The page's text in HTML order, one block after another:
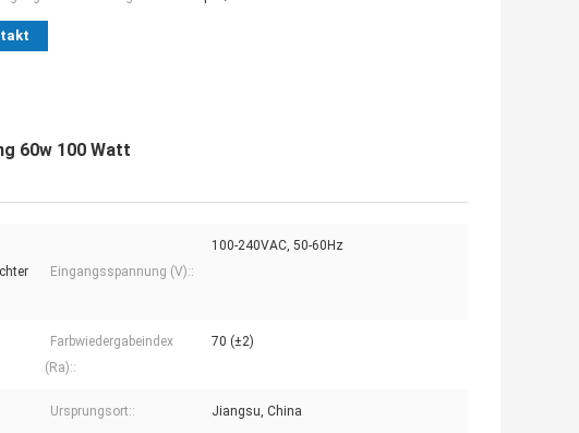
60w 100 Watt
Eingangsspannung (V)::
100-240VAC, 50-60Hz
Farbwiedergabeindex
(Ra)::
70 (±2)
Ursprungsort:: Jiangsu, China